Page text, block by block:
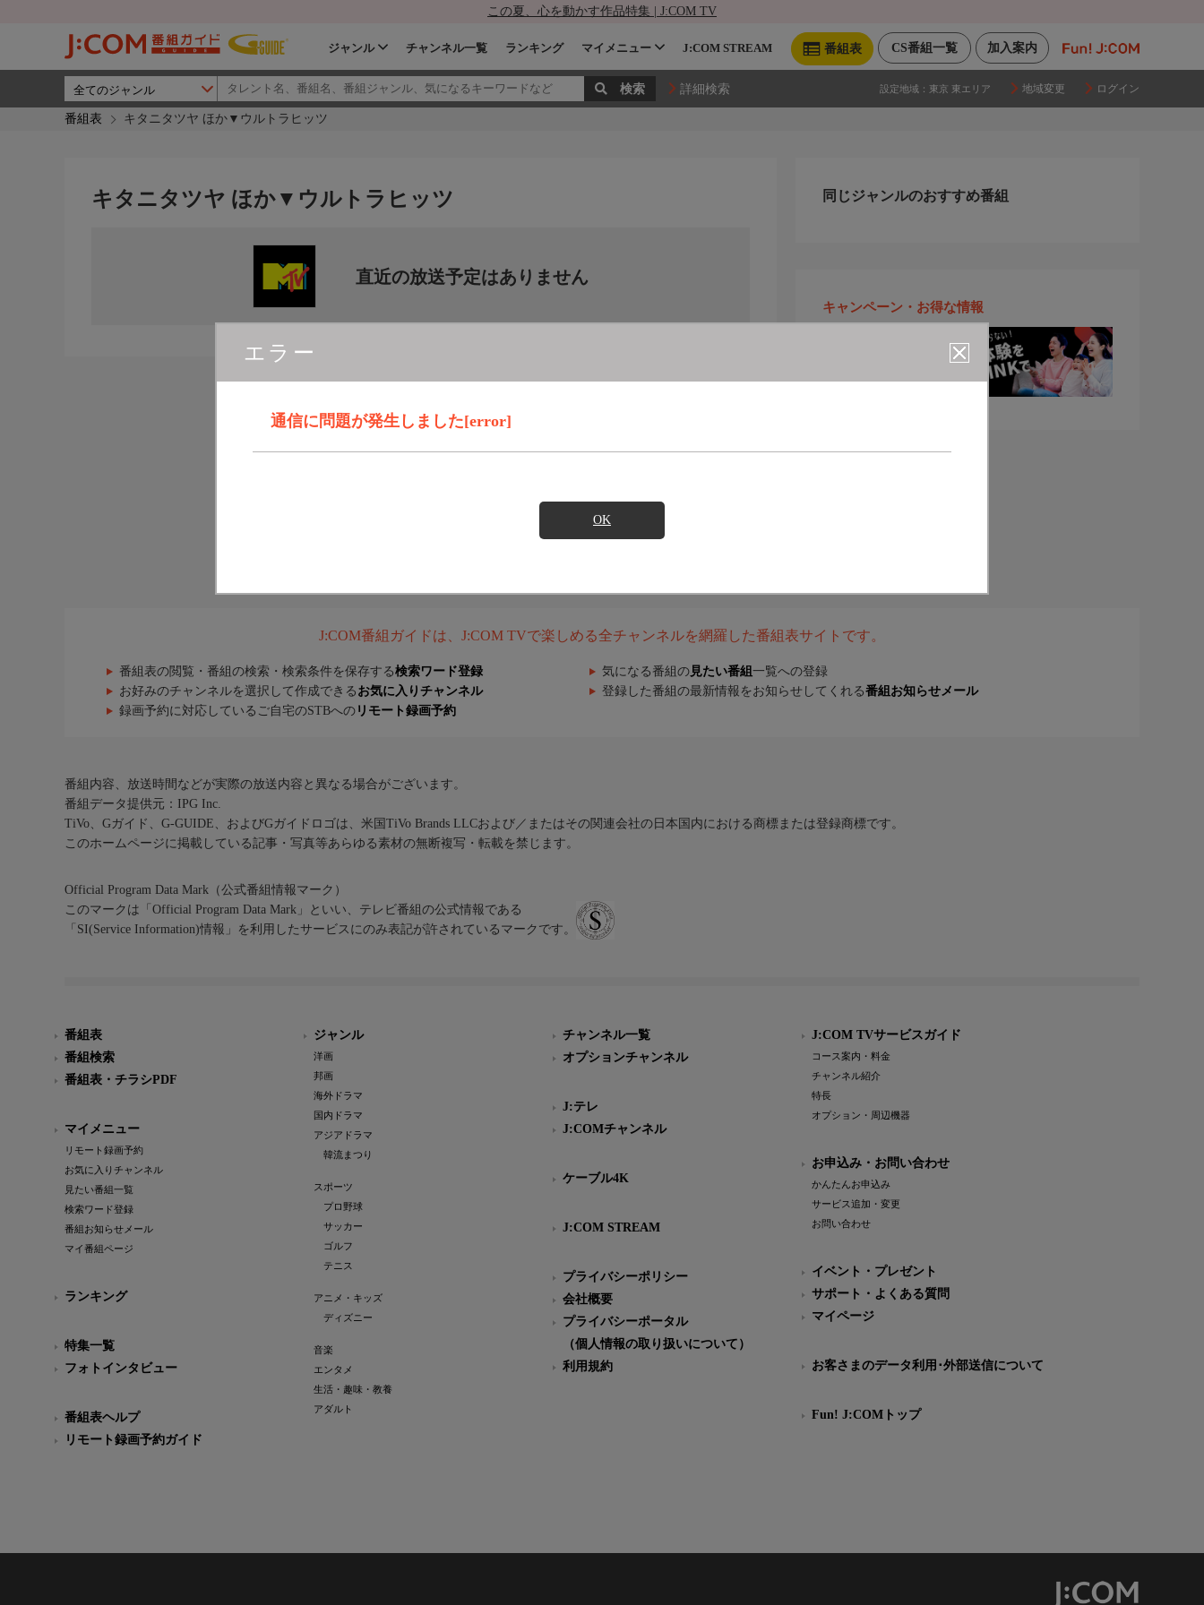
この夏、心を動かす作品特集 | J:COM TV
加入案内
CS番組一覧
番組表
ジャンル チャンネル一覧 ランキング マイメニュー J:COM STREAM
詳細検索 設定地域： 東京 東エリア 地域変更 ログイン
番組表 キタニタツヤ ほか▼ウルトラヒッツ
エラー
通信に問題が発生しました[error]
OK
キタニタツヤ ほか▼ウルトラヒッツ
直近の放送予定はありません
同じジャンルのおすすめ番組
キャンペーン・お得な情報
J:COM番組ガイドは、J:COM TVで楽しめる全チャンネルを網羅した番組表サイトです。
番組表の閲覧・番組の検索・検索条件を保存する検索ワード登録 気になる番組の 見たい番組 一覧への登録
お好みのチャンネルを選択して作成できる お気に入りチャンネル 登録した番組の最新情報をお知らせしてくれる番組お知らせメール
録画予約に対応しているご自宅のSTBへの リモート録画予約
番組内容、放送時間などが実際の放送内容と異なる場合がございます。
番組データ提供元：IPG Inc.
TiVo、Gガイド、G-GUIDE、およびGガイドロゴは、米国TiVo Brands LLCおよび／またはその関連会社の日本国内における商標または登録商標です。
このホームページに掲載している記事・写真等あらゆる素材の無断複写・転載を禁じます。
Official Program Data Mark（公式番組情報マーク）
このマークは「Official Program Data Mark」といい、テレビ番組の公式情報である
「SI(Service Information)情報」を利用したサービスにのみ表記が許されているマークです。
番組表
番組検索
番組表・チラシPDF
マイメニュー
リモート録画予約
お気に入りチャンネル
見たい番組一覧
検索ワード登録
番組お知らせメール
マイ番組ページ
ランキング
特集一覧
フォトインタビュー
番組表ヘルプ
リモート録画予約ガイド
ジャンル
洋画
邦画
海外ドラマ
国内ドラマ
アジアドラマ
韓流まつり
スポーツ
プロ野球
サッカー
ゴルフ
テニス
アニメ・キッズ
ディズニー
音楽
エンタメ
生活・趣味・教養
アダルト
チャンネル一覧
オプションチャンネル
J:テレ
J:COMチャンネル
ケーブル4K
J:COM STREAM
プライバシーポリシー
会社概要
プライバシーポータル
（個人情報の取り扱いについて）
利用規約
J:COM TVサービスガイド
コース案内・料金
チャンネル紹介
特長
オプション・周辺機器
お申込み・お問い合わせ
かんたんお申込み
サービス追加・変更
お問い合わせ
イベント・プレゼント
サポート・よくある質問
マイページ
お客さまのデータ利用･外部送信について
Fun! J:COMトップ